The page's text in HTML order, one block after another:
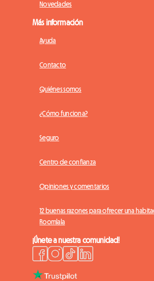
Novedades
Más información
Ayuda
Contacto
Quiénes somos
¿Cómo funciona?
Seguro
Centro de confianza
Opiniones y comentarios
12 buenas razones para ofrecer una
Roomlala
¡Únete a nuestra comunidad!